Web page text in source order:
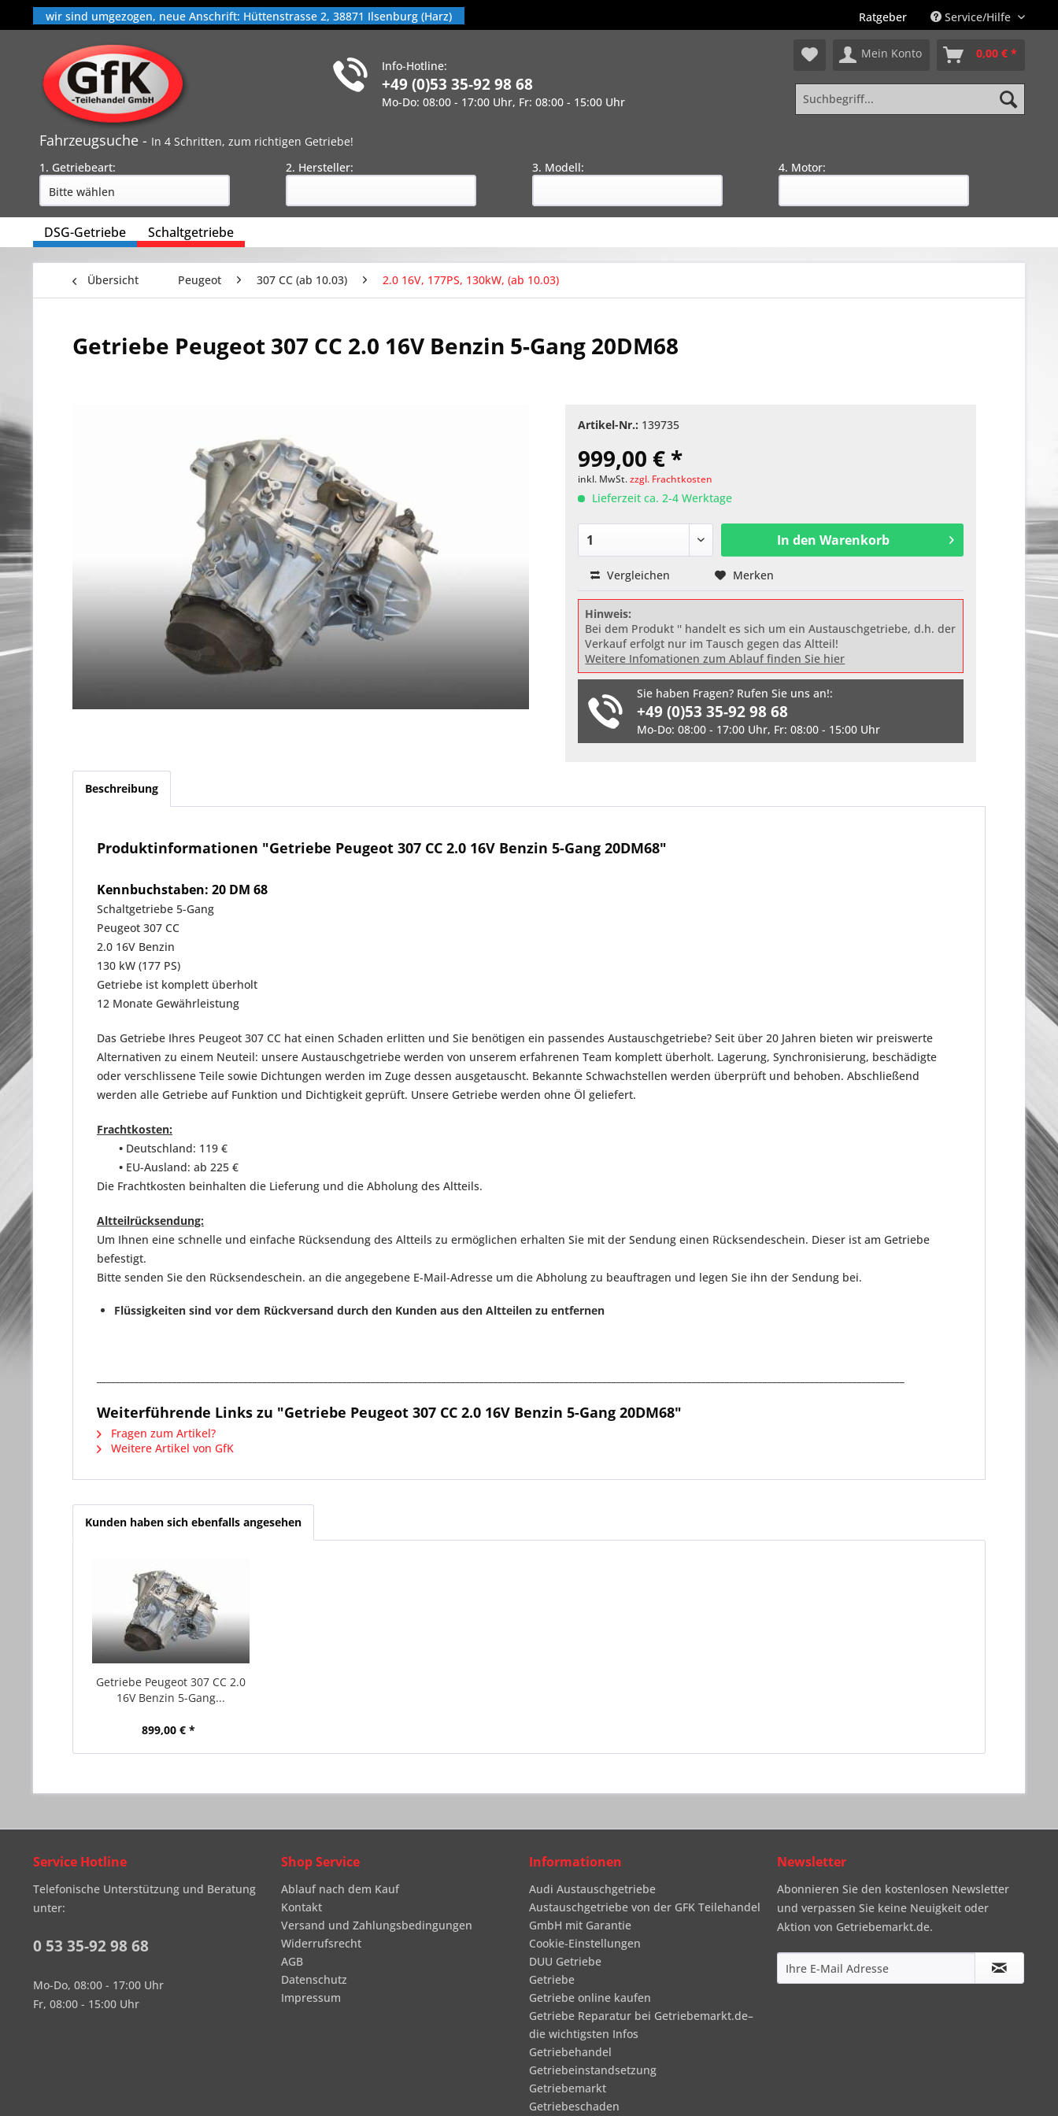
wir sind umgezogen, neue Anschrift: Hüttenstrasse 2, 38871 Ilsenburg (Harz) Ratgeber Service/Hilfe
Info-Hotline:
+49 (0)53 35-92 98 68
Mo-Do: 08:00 - 17:00 Uhr, Fr: 08:00 - 15:00 Uhr
Mein Konto 0,00 € *
Fahrzeugsuche - In 4 Schritten, zum richtigen Getriebe!
1. Getriebeart:
2. Hersteller: 3. Modell: 4. Motor:
DSG-Getriebe Schaltgetriebe
Übersicht Peugeot 307 CC (ab 10.03) 2.0 16V, 177PS, 130kW, (ab 10.03)
Getriebe Peugeot 307 CC 2.0 16V Benzin 5-Gang 20DM68
Artikel-Nr.: 139735
999,00 € *
inkl. MwSt.zzgl. Frachtkosten
Lieferzeit ca. 2-4 Werktage
In den Warenkorb
Vergleichen Merken
Hinweis:
Bei dem Produkt '' handelt es sich um ein Austauschgetriebe, d.h. der
Verkauf erfolgt nur im Tausch gegen das Altteil!
Weitere Infomationen zum Ablauf finden Sie hier
Sie haben Fragen? Rufen Sie uns an!:
+49 (0)53 35-92 98 68
Mo-Do: 08:00 - 17:00 Uhr, Fr: 08:00 - 15:00 Uhr
Beschreibung
Produktinformationen "Getriebe Peugeot 307 CC 2.0 16V Benzin 5-Gang 20DM68"
Kennbuchstaben: 20 DM 68
Schaltgetriebe 5-Gang
Peugeot 307 CC
2.0 16V Benzin
130 kW (177 PS)
Getriebe ist komplett überholt
12 Monate Gewährleistung
Das Getriebe Ihres Peugeot 307 CC hat einen Schaden erlitten und Sie benötigen ein passendes Austauschgetriebe? Seit über 20 Jahren bieten wir preiswerte
Alternativen zu einem Neuteil: unsere Austauschgetriebe werden von unserem erfahrenen Team komplett überholt. Lagerung, Synchronisierung, beschädigte
oder verschlissene Teile sowie Dichtungen werden im Zuge dessen ausgetauscht. Bekannte Schwachstellen werden überprüft und behoben. Abschließend
werden alle Getriebe auf Funktion und Dichtigkeit geprüft. Unsere Getriebe werden ohne Öl geliefert.
Frachtkosten:
• Deutschland: 119 €
• EU-Ausland: ab 225 €
Die Frachtkosten beinhalten die Lieferung und die Abholung des Altteils.
Altteilrücksendung:
Um Ihnen eine schnelle und einfache Rücksendung des Altteils zu ermöglichen erhalten Sie mit der Sendung einen Rücksendeschein. Dieser ist am Getriebe
befestigt.
Bitte senden Sie den Rücksendeschein. an die angegebene E-Mail-Adresse um die Abholung zu beauftragen und legen Sie ihn der Sendung bei.
Flüssigkeiten sind vor dem Rückversand durch den Kunden aus den Altteilen zu entfernen
Weiterführende Links zu "Getriebe Peugeot 307 CC 2.0 16V Benzin 5-Gang 20DM68"
Fragen zum Artikel?
Weitere Artikel von GfK
Kunden haben sich ebenfalls angesehen
Getriebe Peugeot 307 CC 2.0
16V Benzin 5-Gang...
899,00 € *
Service Hotline
Telefonische Unterstützung und Beratung
unter:
0 53 35-92 98 68
Mo-Do, 08:00 - 17:00 Uhr
Fr, 08:00 - 15:00 Uhr
Shop Service
Ablauf nach dem Kauf
Kontakt
Versand und Zahlungsbedingungen
Widerrufsrecht
AGB
Datenschutz
Impressum
Informationen
Audi Austauschgetriebe
Austauschgetriebe von der GFK Teilehandel
GmbH mit Garantie
Cookie-Einstellungen
DUU Getriebe
Getriebe
Getriebe online kaufen
Getriebe Reparatur bei Getriebemarkt.de–
die wichtigsten Infos
Getriebehandel
Getriebeinstandsetzung
Getriebemarkt
Getriebeschaden
Newsletter
Abonnieren Sie den kostenlosen Newsletter
und verpassen Sie keine Neuigkeit oder
Aktion von Getriebemarkt.de.